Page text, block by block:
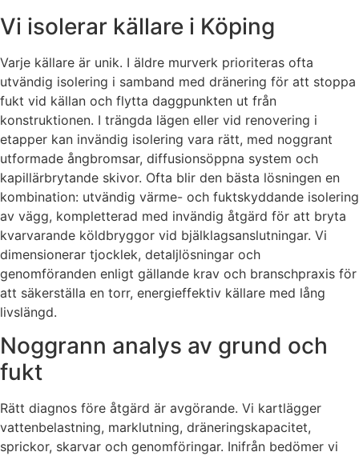
Vi isolerar källare i Köping
Varje källare är unik. I äldre murverk prioriteras ofta
utvändig isolering i samband med dränering för att stoppa
fukt vid källan och flytta daggpunkten ut från
konstruktionen. I trängda lägen eller vid renovering i
etapper kan invändig isolering vara rätt, med noggrant
utformade ångbromsar, diffusionsöppna system och
kapillärbrytande skivor. Ofta blir den bästa lösningen en
kombination: utvändig värme- och fuktskyddande isolering
av vägg, kompletterad med invändig åtgärd för att bryta
kvarvarande köldbryggor vid bjälklagsanslutningar. Vi
dimensionerar tjocklek, detaljlösningar och
genomföranden enligt gällande krav och branschpraxis för
att säkerställa en torr, energieffektiv källare med lång
livslängd.
Noggrann analys av grund och
fukt
Rätt diagnos före åtgärd är avgörande. Vi kartlägger
vattenbelastning, marklutning, dräneringskapacitet,
sprickor, skarvar och genomföringar. Inifrån bedömer vi